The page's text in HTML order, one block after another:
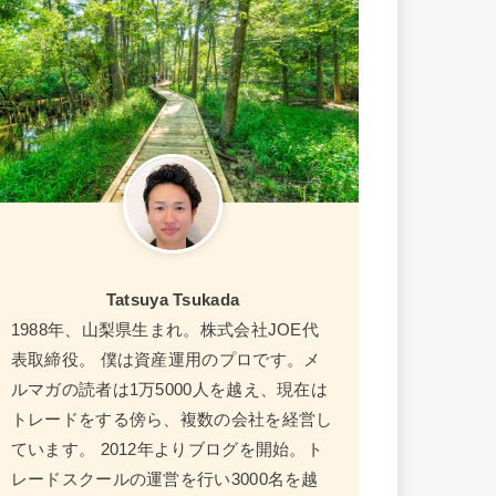
Tatsuya Tsukada
1988年、山梨県生まれ。株式会社JOE代
表取締役。 僕は資産運用のプロです。メ
ルマガの読者は1万5000人を越え、現在は
トレードをする傍ら、複数の会社を経営し
ています。 2012年よりブログを開始。ト
レードスクールの運営を行い3000名を越